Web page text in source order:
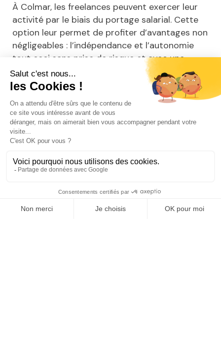
À Colmar, les freelances peuvent exercer leur
activité par le biais du portage salarial. Cette
option leur permet de profiter d’avantages non
négligeables : l’indépendance et l’autonomie
tout ceci sans prise de risque et avec une
gestion administrative simplifiée.
Venez rencontrer un de
nos conseillers proche de